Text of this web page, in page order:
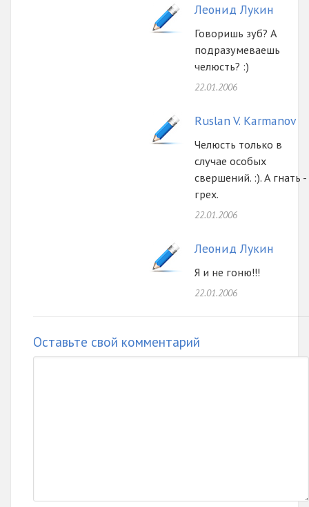
Леонид Лукин
Говоришь зуб? А
подразумеваешь
челюсть? :)
22.01.2006
Ruslan V. Karmanov
Челюсть только в
случае особых
свершений. :). А гнать -
грех.
22.01.2006
Леонид Лукин
Я и не гоню!!!
22.01.2006
Оставьте свой комментарий